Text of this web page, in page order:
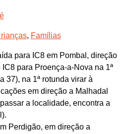
, Famílias
para IC8 em Pombal, direção
para Proença-a-Nova na 1ª
37), na 1ª rotunda virar à
em direção a Malhadal
a localidade, encontra a
Perdigão, em direção a